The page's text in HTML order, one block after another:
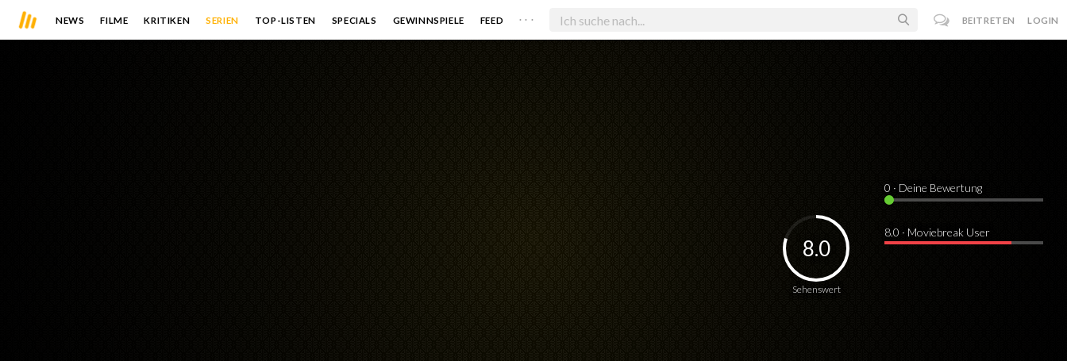
NEWS FILME KRITIKEN SERIEN TOP-LISTEN SPECIALS GEWINNSPIELE FEED . . . BEITRETEN LOGIN
Sehenswert
8.0
0 · Deine Bewertung
8.0 · Moviebreak User